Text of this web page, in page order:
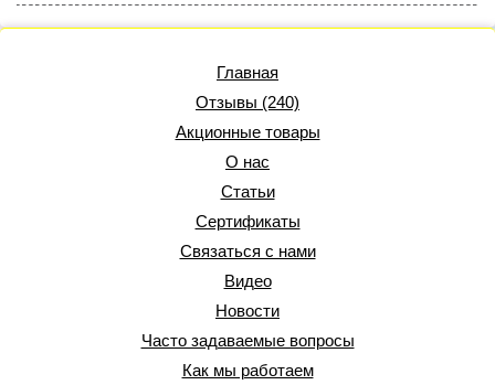
Главная
Отзывы (240)
Акционные товары
О нас
Статьи
Сертификаты
Связаться с нами
Видео
Новости
Часто задаваемые вопросы
Как мы работаем